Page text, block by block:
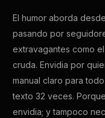
El humor aborda
pasando por
extravagantes como
cruda. Envidia por
manual claro para
texto 32 veces.
envidia; y tampoco